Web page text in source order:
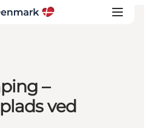
–
ved